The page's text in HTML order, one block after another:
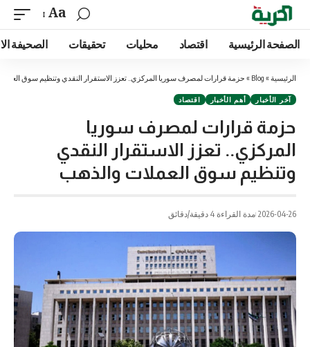
Aa
الصفحة الرئيسية اقتصاد محليات تحقيقات الصحيفة
الرئيسية »
Blog
» حزمة قرارات لمصرف سوريا المركزي.. تعزز الاستقرار النقدي وتنظيم سوق
آخر الأخبار أهم الأخبار اقتصاد
حزمة قرارات لمصرف سوريا
المركزي.. تعزز الاستقرار النقدي
وتنظيم سوق العملات والذهب
2026-04-26 مدة القراءة 4 دقيقة/دقائق